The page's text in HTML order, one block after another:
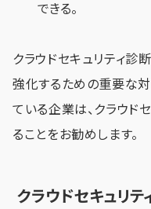
できる。
クラウドセキュリティ診
強化するための重要な対
ている企業は、クラウド
ることをお勧めします。
クラウドセキュリ